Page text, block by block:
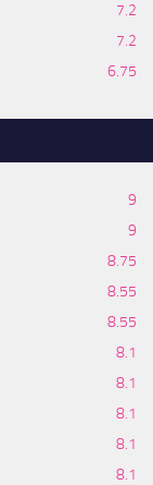
7.2
7.2
6.75
9
9
8.75
8.55
8.55
8.1
8.1
8.1
8.1
8.1